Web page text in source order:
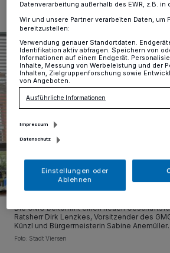
Die GMG bekommt einen neuen
Ratsherr Dirk Lenzkes, Vorsitzender des
Künzl und Bürgermeisterin Sabine Anemüller.
Foto: Stadt Viersen
Datenverarbeitung außerhalb des EWR, z.B. in
Wir und unsere Partner verarbeiten Daten, um
bereitzustellen:
Verwendung genauer Standortdaten.
Identifikation aktiv abfragen. Speichern von
Informationen auf einem Endgerät.
Inhalte, Messung von Werbeleistung und der
Inhalten, Zielgruppenforschung sowie
von Angeboten.
Ausführliche Informationen
Impressum
Datenschutz
Einstellungen oder
Ablehnen